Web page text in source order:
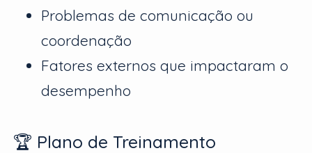
Problemas de comunicação ou
coordenação
Fatores externos que impactaram o
desempenho
🏆 Plano de Treinamento